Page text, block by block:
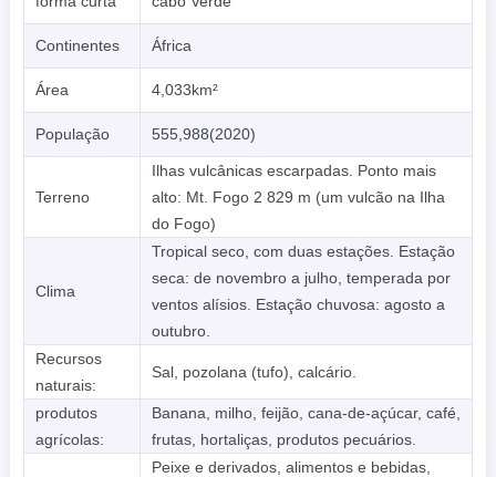
Continentes África
Área 4,033km²
População 555,988(2020)
Terreno
Ilhas vulcânicas escarpadas. Ponto mais
alto: Mt. Fogo 2 829 m (um vulcão na Ilha
do Fogo)
Clima
Tropical seco, com duas estações. Estação
seca: de novembro a julho, temperada por
ventos alísios. Estação chuvosa: agosto a
outubro.
Recursos
naturais:
Sal, pozolana (tufo), calcário.
produtos
agrícolas:
Banana, milho, feijão, cana-de-açúcar, café,
frutas, hortaliças, produtos pecuários.
Peixe e derivados, alimentos e bebidas,